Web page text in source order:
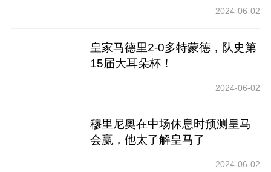
2024-06-02
皇家马德里2-0多特蒙德，队史第
15届大耳朵杯！
2024-06-02
穆里尼奥在中场休息时预测皇马
会赢，他太了解皇马了
2024-06-02